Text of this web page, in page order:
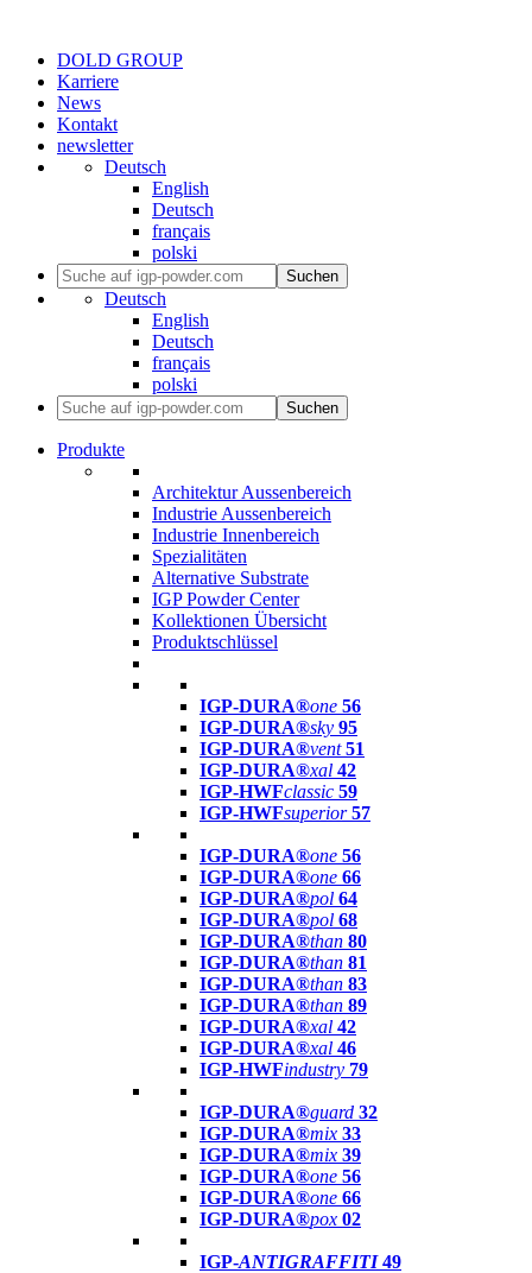
DOLD GROUP
Karriere
News
Kontakt
newsletter
Deutsch
English
Deutsch
français
polski
Suchen
Deutsch
English
Deutsch
français
polski
Suchen
Produkte
Architektur Aussenbereich
Industrie Aussenbereich
Industrie Innenbereich
Spezialitäten
Alternative Substrate
IGP Powder Center
Kollektionen Übersicht
Produktschlüssel
IGP-DURA®one 56
IGP-DURA®sky 95
IGP-DURA®vent 51
IGP-DURA®xal 42
IGP-HWFclassic 59
IGP-HWFsuperior 57
IGP-DURA®one 56
IGP-DURA®one 66
IGP-DURA®pol 64
IGP-DURA®pol 68
IGP-DURA®than 80
IGP-DURA®than 81
IGP-DURA®than 83
IGP-DURA®than 89
IGP-DURA®xal 42
IGP-DURA®xal 46
IGP-HWFindustry 79
IGP-DURA®guard 32
IGP-DURA®mix 33
IGP-DURA®mix 39
IGP-DURA®one 56
IGP-DURA®one 66
IGP-DURA®pox 02
IGP-ANTIGRAFFITI49